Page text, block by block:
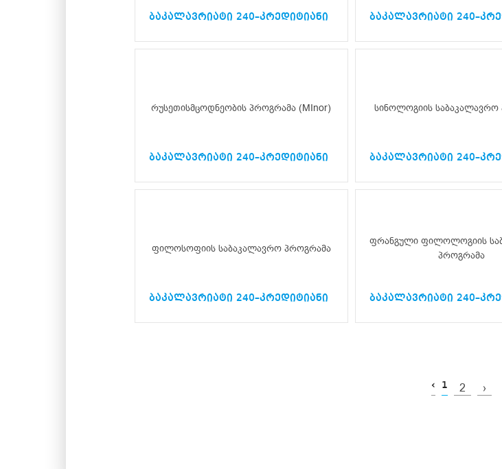
ბაკალავრიატი 240–კრედიტიანი ბაკალავრიატი
რუსეთისმცოდნეობის პროგრამა (MInor)
ბაკალავრიატი 240–კრედიტიანი
სინოლოგიის
ბაკალავრიატი
ფილოსოფიის საბაკალავრო პროგრამა
ბაკალავრიატი 240–კრედიტიანი
ფრანგული ფილოლოგიის
პროგრამა
ბაკალავრიატი
‹ 1 2 ›